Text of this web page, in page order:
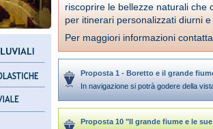
riscoprire le bellezze naturali che
per itinerari personalizzati diurni
Per maggiori informazioni
Proposta 1 - Boretto e il grande
In navigazione si potrà godere della
Proposta 10 "Il grande fiume e le